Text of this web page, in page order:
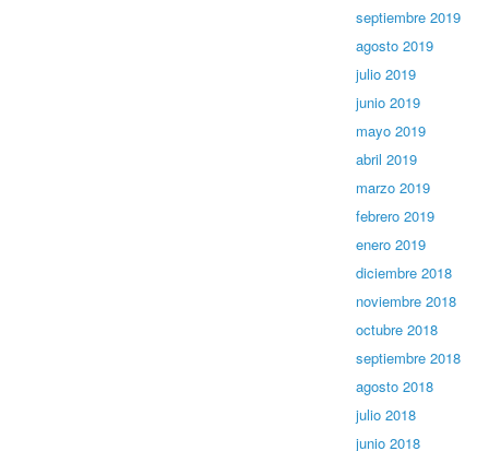
septiembre 2019
agosto 2019
julio 2019
junio 2019
mayo 2019
abril 2019
marzo 2019
febrero 2019
enero 2019
diciembre 2018
noviembre 2018
octubre 2018
septiembre 2018
agosto 2018
julio 2018
junio 2018